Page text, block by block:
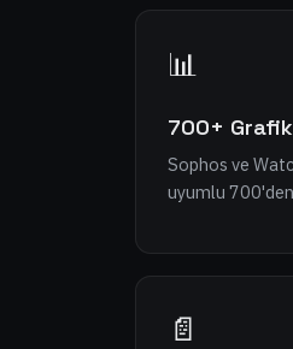
📊
700+
Sophos ve
uyumlu
📄